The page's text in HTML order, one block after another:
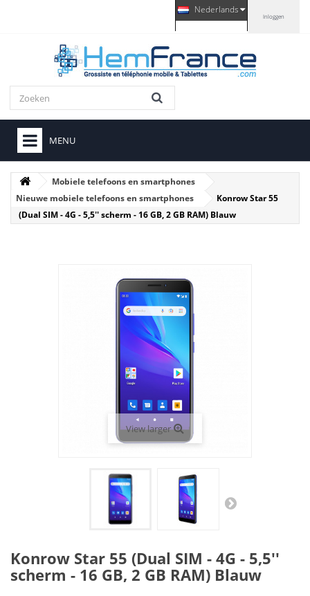
Inloggen
Nederlands
MENU
Mobiele telefoons en smartphones
Nieuwe mobiele telefoons en smartphones
Konrow Star 55
(Dual SIM - 4G - 5,5'' scherm - 16 GB, 2 GB RAM) Blauw
View larger
Konrow Star 55 (Dual SIM - 4G - 5,5''
scherm - 16 GB, 2 GB RAM) Blauw